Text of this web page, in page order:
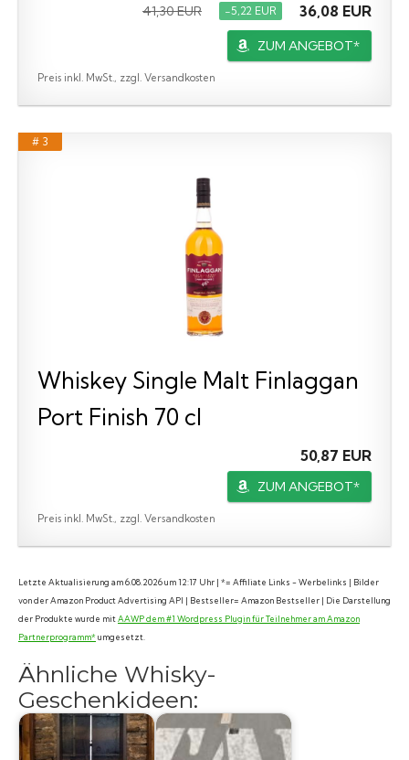
41,30 EUR −5,22 EUR 36,08 EUR
ZUM ANGEBOT*
Preis inkl. MwSt., zzgl. Versandkosten
# 3
Whiskey Single Malt Finlaggan
Port Finish 70 cl
50,87 EUR
ZUM ANGEBOT*
Preis inkl. MwSt., zzgl. Versandkosten
Letzte Aktualisierung am 6.08.2026 um 12:17 Uhr | *= Affiliate Links - Werbelinks | Bilder
von der Amazon Product Advertising API | Bestseller= Amazon Bestseller | Die Darstellung
der Produkte wurde mitAAWP dem #1 Wordpress Plugin für Teilnehmer am Amazon
Partnerprogramm*umgesetzt.
Ähnliche Whisky-
Geschenkideen: